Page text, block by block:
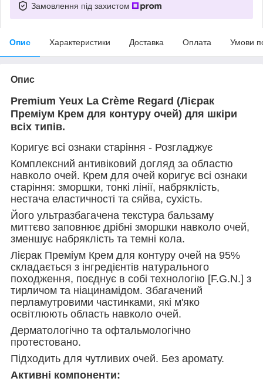
Замовлення під захистом
Опис Характеристики Доставка Оплата Умови
Опис
Premium Yeux La Crème Regard (Лієрак
Преміум Крем для контуру очей) для шкіри
всіх типів.
Коригує всі ознаки старіння - Розгладжує
Комплексний антивіковий догляд за областю
навколо очей. Крем для очей коригує всі ознаки
старіння: зморшки, тонкі лінії, набряклість,
нестача еластичності та сяйва, сухість.
Його ультразбагачена текстура бальзаму
миттєво заповнює дрібні зморшки навколо очей,
зменшує набряклість та темні кола.
Лієрак Преміум Крем для контуру очей на 95%
складається з інгредієнтів натурального
походження, поєднує в собі технологію [F.G.N.] з
тирличом та ніацинамідом. Збагачений
перламутровими частинками, які м'яко
освітлюють область навколо очей.
Дерматологічно та офтальмологічно
протестовано.
Підходить для чутливих очей. Без аромату.
Активні компоненти: